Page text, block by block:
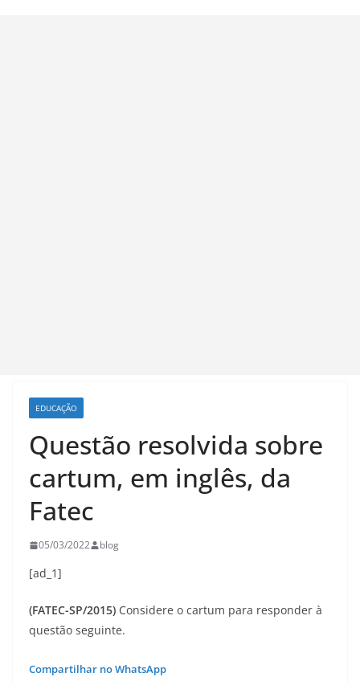
EDUCAÇÃO
Questão resolvida sobre
cartum, em inglês, da
Fatec
05/03/2022 blog
[ad_1]
(FATEC-SP/2015) Considere o cartum para responder à
questão seguinte.
Compartilhar no WhatsApp